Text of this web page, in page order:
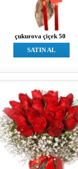
çukurova çiçek 50
SATIN AL